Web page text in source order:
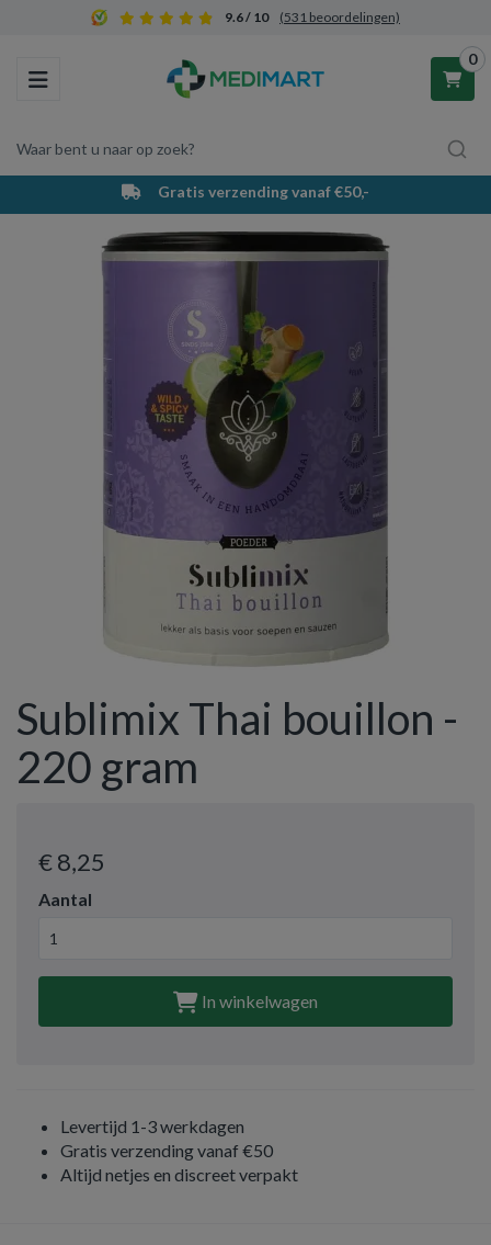
9.6 / 10 (531 beoordelingen)
Toggle navigation
Waar bent u naar op zoek?
0
Winkelwagen
Uw winkelwagen is leeg.
Vul hem met producten.
Gratis verzending vanaf €50,-
Sublimix Thai bouillon -
220 gram
€ 8,25
Aantal
In winkelwagen
Levertijd 1-3 werkdagen
Gratis verzending vanaf €50
Altijd netjes en discreet verpakt